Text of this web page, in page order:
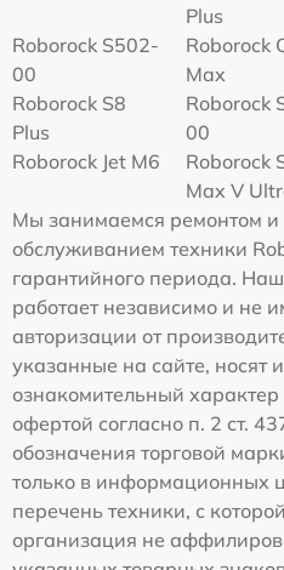
Plus
Roborock S502-
00
Roborock
Max
Roborock S8
Plus
Roborock
00
Roborock Jet M6
Roborock
Max V
Мы занимаемся ремонтом и
обслуживанием техники
гарантийного периода.
работает независимо и не
авторизации от
указанные на сайте, носят
ознакомительный
офертой согласно п. 2 ст.
обозначения торговой
только в информационных
перечень техники, с
организация не